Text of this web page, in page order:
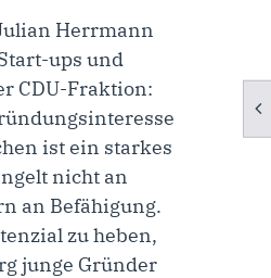
Herrmann
ups und
CDU-Fraktion:
ist ein starkes
nicht an
an Befähigung.
zu heben,
junge Gründer